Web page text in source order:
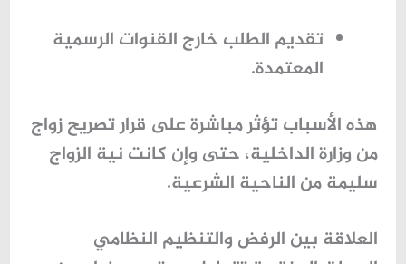
تقديم الطلب خارج القنوات الرسمية
المعتمدة.
هذه الأسباب تؤثر مباشرة على قرارتصريح زواج
من وزارة الداخلية، حتى وإن كانت نية الزواج
سليمة من الناحية الشرعية.
العلاقة بين الرفض والتنظيم النظامي